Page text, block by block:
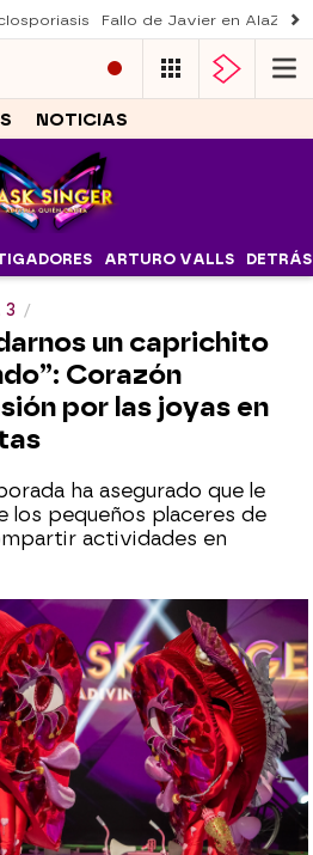
Fallo de Javier en AlaZ
NOTICIAS
ARTURO VALLS
3
un caprichito
Corazón
por las joyas en
ha asegurado que le
los pequeños placeres de
actividades en
noviembre de 2024, 23:35